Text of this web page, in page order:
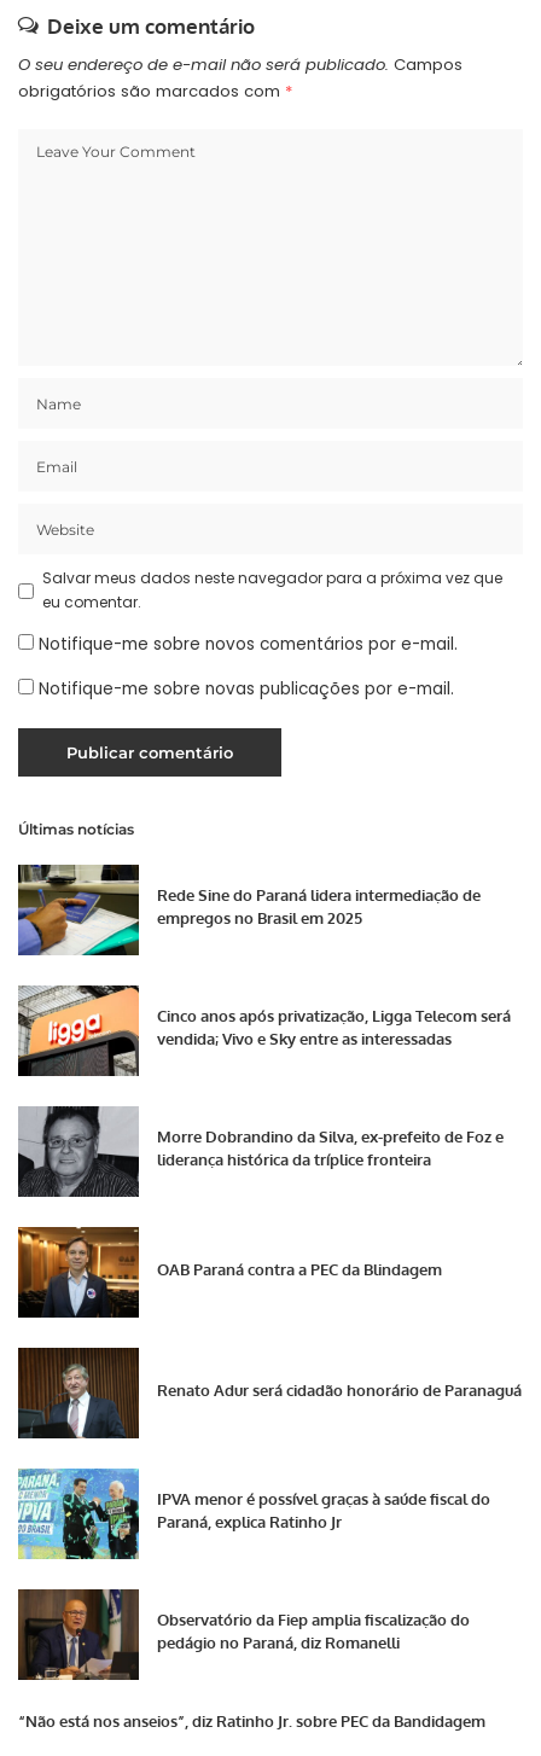
Deixe um comentário
O seu endereço de e-mail não será publicado. Campos
obrigatórios são marcados com *
Salvar meus dados neste navegador para a próxima vez que
eu comentar.
Notifique-me sobre novos comentários por e-mail.
Notifique-me sobre novas publicações por e-mail.
Últimas notícias
Rede Sine do Paraná lidera intermediação de
empregos no Brasil em 2025
Cinco anos após privatização, Ligga Telecom será
vendida; Vivo e Sky entre as interessadas
Morre Dobrandino da Silva, ex-prefeito de Foz e
liderança histórica da tríplice fronteira
OAB Paraná contra a PEC da Blindagem
Renato Adur será cidadão honorário de Paranaguá
IPVA menor é possível graças à saúde fiscal do
Paraná, explica Ratinho Jr
Observatório da Fiep amplia fiscalização do
pedágio no Paraná, diz Romanelli
“Não está nos anseios”, diz Ratinho Jr. sobre PEC da Bandidagem